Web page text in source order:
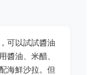
可以試試醬油
醬油、米醋、
海鮮沙拉。但